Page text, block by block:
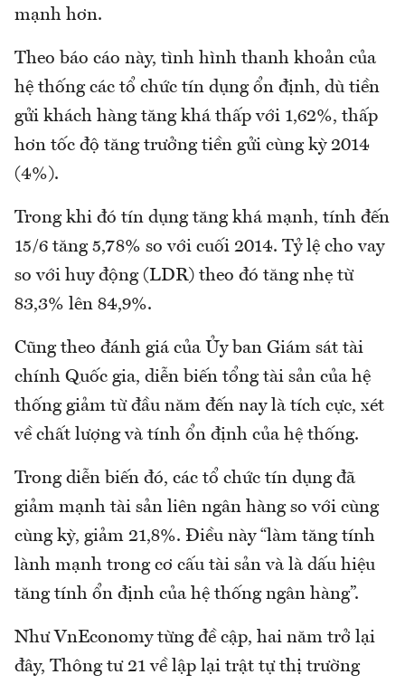
mạnh hơn.
Theo báo cáo này, tình hình thanh khoản của
hệ thống các tổ chức tín dụng ổn định, dù tiền
gửi khách hàng tăng khá thấp với 1,62%, thấp
hơn tốc độ tăng trưởng tiền gửi cùng kỳ 2014
(4%).
Trong khi đó tín dụng tăng khá mạnh, tính đến
15/6 tăng 5,78% so với cuối 2014. Tỷ lệ cho vay
so với huy động (LDR) theo đó tăng nhẹ từ
83,3% lên 84,9%.
Cũng theo đánh giá của Ủy ban Giám sát tài
chính Quốc gia, diễn biến tổng tài sản của hệ
thống giảm từ đầu năm đến nay là tích cực, xét
về chất lượng và tính ổn định của hệ thống.
Trong diễn biến đó, các tổ chức tín dụng đã
giảm mạnh tài sản liên ngân hàng so với cùng
cùng kỳ, giảm 21,8%. Điều này “làm tăng tính
lành mạnh trong cơ cấu tài sản và là dấu hiệu
tăng tính ổn định của hệ thống ngân hàng”.
Như VnEconomy từng đề cập, hai năm trở lại
đây, Thông tư 21 về lập lại trật tự thị trường